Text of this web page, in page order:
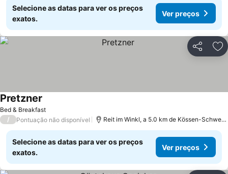
Selecione as datas para ver os preços
exatos.
Ver preços
Partilhar
Bed & Breakfast
Pretzner
/ Pontuação não disponível Reit im Winkl, a 5.0 km de Kössen-
Selecione as datas para ver os preços
exatos.
Ver preços